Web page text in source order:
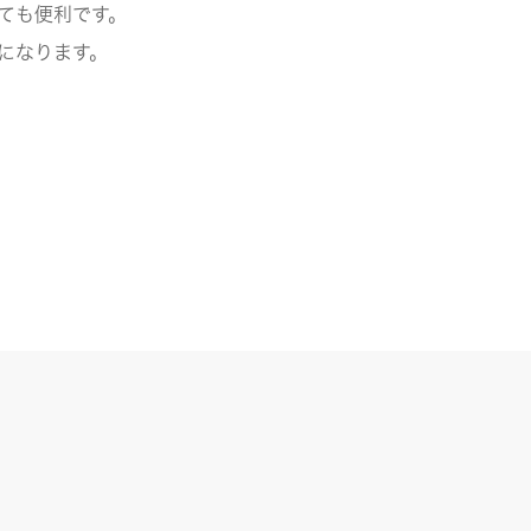
便利です。
ります。